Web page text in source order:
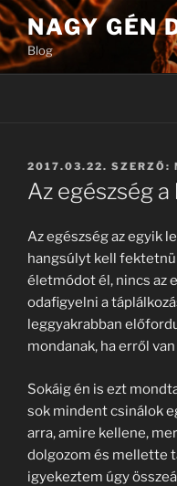
Tartalomhoz
NAGY GÉN
Blog
BEKÜLDVE:
2017.03.22. SZERZŐ:
Az egészség
Az egészség az egyik
hangsúlyt kell
életmódot él, nincs az
odafigyelni a
leggyakrabban
mondanak, ha erről van
Sokáig én is ezt
sok mindent csinálok
arra, amire kellene,
dolgozom és mellette
igyekeztem úgy